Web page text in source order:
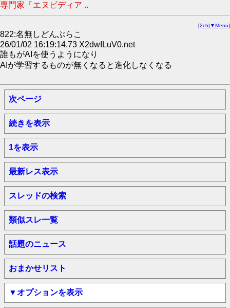
専門家「エヌビディア ..
[2ch| ▼Menu]
822:名無しどんぶらこ
26/01/02 16:19:14.73 X2dwILuV0.net
誰もがAIを使うようになり
AIが学習するものが無くなると進化しなくなる
次ページ
続きを表示
1を表示
最新レス表示
スレッドの検索
類似スレ一覧
話題のニュース
おまかせリスト
▼オプションを表示